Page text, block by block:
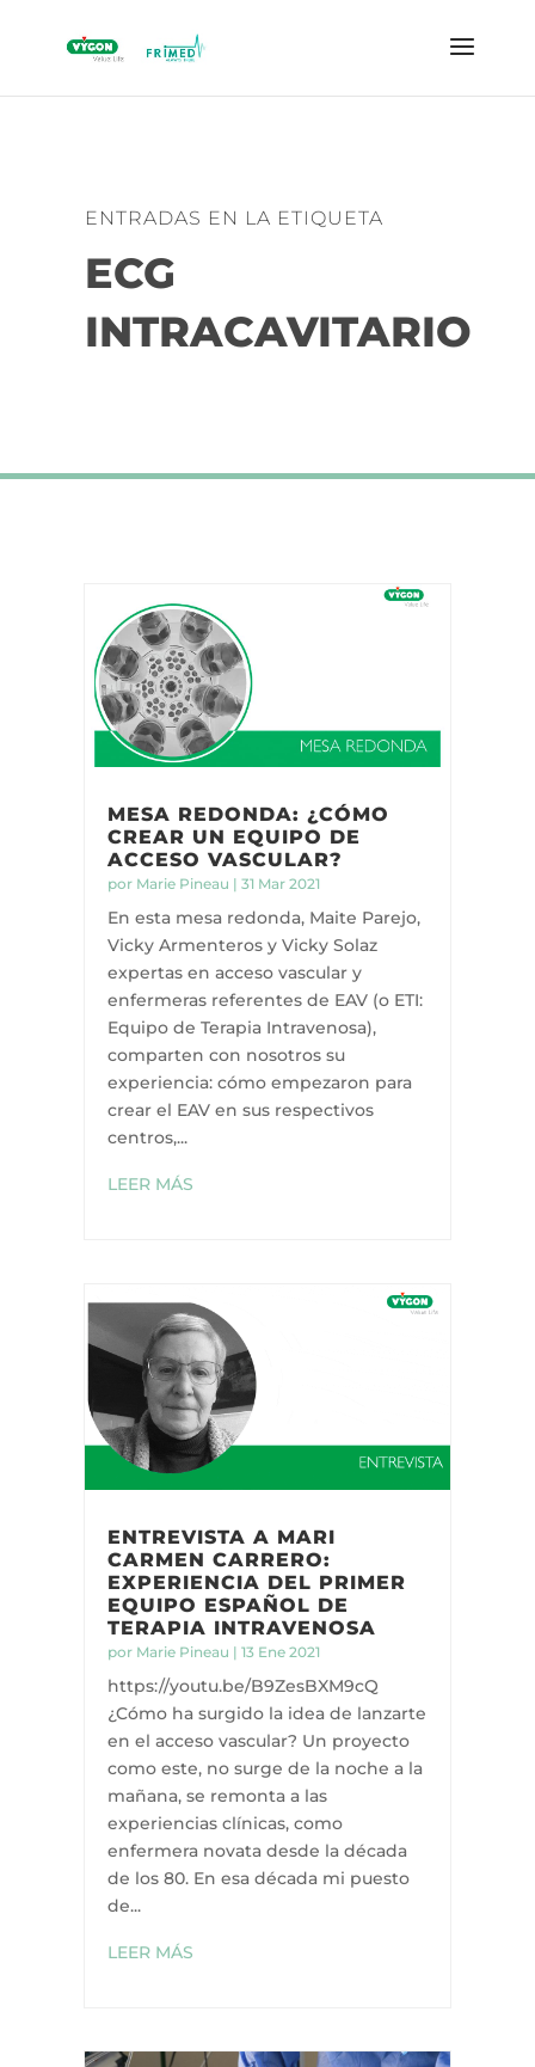
ENTRADAS EN LA ETIQUETA
ECG
INTRACAVITARIO
MESA REDONDA: ¿CÓMO
CREAR UN EQUIPO DE
ACCESO VASCULAR?
por Marie Pineau | 31 Mar 2021
En esta mesa redonda, Maite Parejo,
Vicky Armenteros y Vicky Solaz
expertas en acceso vascular y
enfermeras referentes de EAV (o ETI:
Equipo de Terapia Intravenosa),
comparten con nosotros su
experiencia: cómo empezaron para
crear el EAV en sus respectivos
centros,...
LEER MÁS
ENTREVISTA A MARI
CARMEN CARRERO:
EXPERIENCIA DEL PRIMER
EQUIPO ESPAÑOL DE
TERAPIA INTRAVENOSA
por Marie Pineau | 13 Ene 2021
https://youtu.be/B9ZesBXM9cQ
¿Cómo ha surgido la idea de lanzarte
en el acceso vascular? Un proyecto
como este, no surge de la noche a la
mañana, se remonta a las
experiencias clínicas, como
enfermera novata desde la década
de los 80. En esa década mi puesto
de...
LEER MÁS